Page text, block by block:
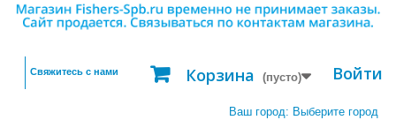
Войти
Корзина (пусто)
Свяжитесь с нами
Ваш город: Выберите город